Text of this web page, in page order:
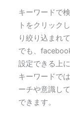
キーワードで
トをクリック
り絞り込まれて
でも、
設定できる上に
キーワードで
ーチや意識し
できます。